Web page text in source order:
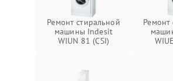
Ремонт стиральной
машины Indesit
WIUN 81 (CSI)
Ремонт